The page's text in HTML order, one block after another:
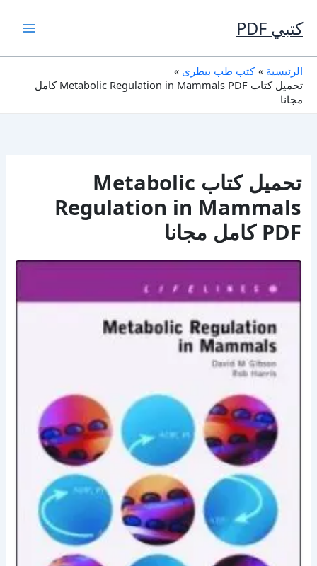
إلى
المحتوى
كتبي PDF
الرئيسية
كتب طب بيطرى
تحميل كتاب Metabolic Regulation in Mammals PDF كامل
مجانا
تحميل كتاب Metabolic
Regulation in Mammals
PDF كامل مجانا